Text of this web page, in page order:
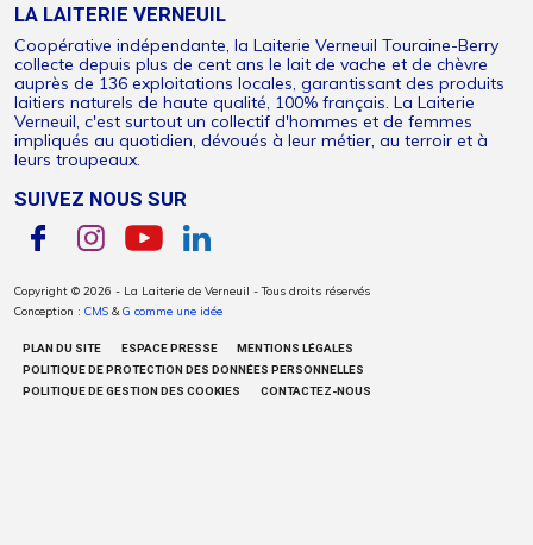
LA LAITERIE VERNEUIL
Coopérative indépendante, la Laiterie Verneuil Touraine-Berry
collecte depuis plus de cent ans le lait de vache et de chèvre
auprès de 136 exploitations locales, garantissant des produits
laitiers naturels de haute qualité, 100% français. La Laiterie
Verneuil, c'est surtout un collectif d'hommes et de femmes
impliqués au quotidien, dévoués à leur métier, au terroir et à
leurs troupeaux.
SUIVEZ NOUS SUR
Copyright © 2026 - La Laiterie de Verneuil - Tous droits réservés
Conception : CMS & G comme une idée
PLAN DU SITE ESPACE PRESSE
MENTIONS LÉGALES
POLITIQUE DE PROTECTION DES DONNÉES PERSONNELLES
POLITIQUE DE GESTION DES COOKIES
CONTACTEZ-NOUS